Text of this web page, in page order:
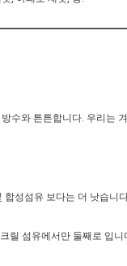
수와 튼튼합니다. 우리는
합성섬유 보다는 더 낫습니
릴 섬유에서만 둘째로 입니